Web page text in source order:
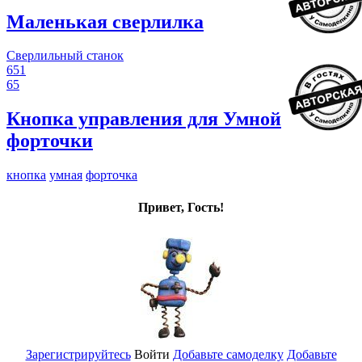
Маленькая сверлилка
Сверлильный станок
651
65
Кнопка управления для Умной
форточки
кнопка умная форточка
Привет, Гость!
Зарегистрируйтесь Войти Добавьте самоделку Добавьте